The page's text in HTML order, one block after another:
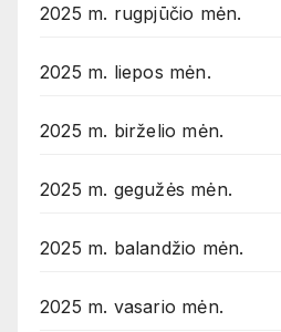
2025 m. rugpjūčio mėn.
2025 m. liepos mėn.
2025 m. birželio mėn.
2025 m. gegužės mėn.
2025 m. balandžio mėn.
2025 m. vasario mėn.